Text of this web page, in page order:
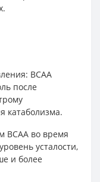
BCAA
после
катаболизма.
BCAA во время
усталости,
и более